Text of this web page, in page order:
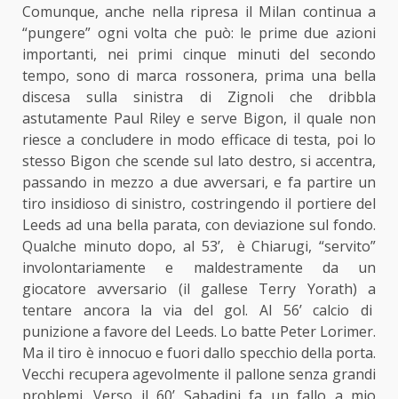
Comunque, anche nella ripresa il Milan continua a
“pungere” ogni volta che può: le prime due azioni
importanti, nei primi cinque minuti del secondo
tempo, sono di marca rossonera, prima una bella
discesa sulla sinistra di Zignoli che dribbla
astutamente Paul Riley e serve Bigon, il quale non
riesce a concludere in modo efficace di testa, poi lo
stesso Bigon che scende sul lato destro, si accentra,
passando in mezzo a due avversari, e fa partire un
tiro insidioso di sinistro, costringendo il portiere del
Leeds ad una bella parata, con deviazione sul fondo.
Qualche minuto dopo, al 53’, è Chiarugi, “servito”
involontariamente e maldestramente da un
giocatore avversario (il gallese Terry Yorath) a
tentare ancora la via del gol. Al 56’ calcio di
punizione a favore del Leeds. Lo batte Peter Lorimer.
Ma il tiro è innocuo e fuori dallo specchio della porta.
Vecchi recupera agevolmente il pallone senza grandi